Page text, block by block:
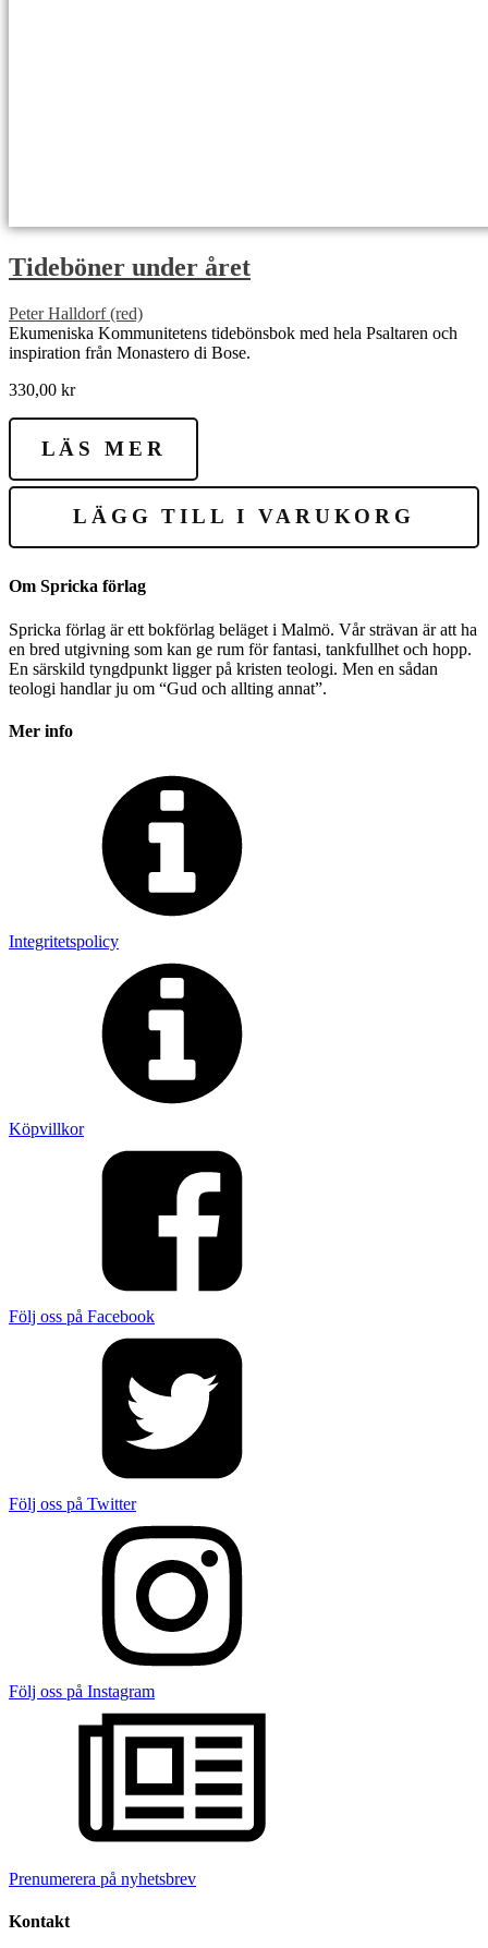
Tideböner under året
Peter Halldorf (red)
Ekumeniska Kommunitetens tidebönsbok med hela Psaltaren och
inspiration från Monastero di Bose.
330,00 kr
LÄS MER
LÄGG TILL I VARUKORG
Om Spricka förlag
Spricka förlag är ett bokförlag beläget i Malmö. Vår strävan är att ha
en bred utgivning som kan ge rum för fantasi, tankfullhet och hopp.
En särskild tyngdpunkt ligger på kristen teologi. Men en sådan
teologi handlar ju om “Gud och allting annat”.
Mer info
Integritetspolicy
Köpvillkor
Följ oss på Facebook
Följ oss på Twitter
Följ oss på Instagram
Prenumerera på nyhetsbrev
Kontakt